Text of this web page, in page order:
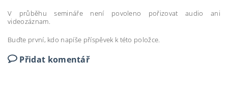
V průběhu semináře není povoleno pořizovat audio ani
videozáznam.
Buďte první, kdo napíše příspěvek k této položce.
Přidat komentář